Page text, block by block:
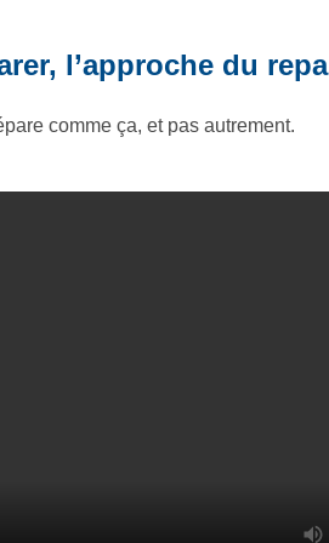
l’approche du
comme ça, et pas autrement.